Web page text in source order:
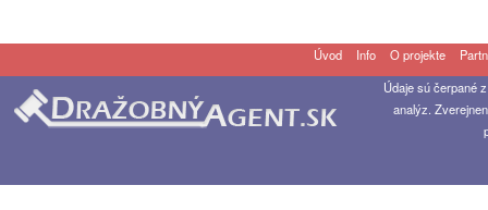
Úvod Info O projekte
Údaje sú čerpané
analýz.